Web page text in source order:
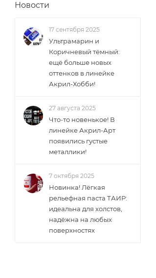
Новости
17 сентября 2025
Ультрамарин и
Коричневый тёмный:
ещё больше новых
оттенков в линейке
Акрил-Хобби!
27 августа 2025
Что-то новенькое! В
линейке Акрил-Арт
появились густые
металлики!
7 октября 2025
Новинка! Лёгкая
рельефная паста ТАИР:
идеальна для холстов,
надёжна на любых
поверхностях